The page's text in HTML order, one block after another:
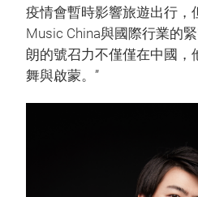
疫情會暫時影響旅遊出行，
Music China與國際行業的
朗的號召力不僅僅在中國，
舞與啟蒙。”